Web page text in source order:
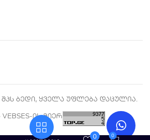
0 0
Შპს Ბედი, Ყველა Უფლება Დაცულია.
Ის Მიერ